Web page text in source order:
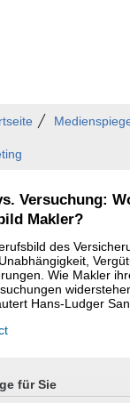
Versuchung:
Makler?
des
Wie Makler
Hans-Ludger
für Sie